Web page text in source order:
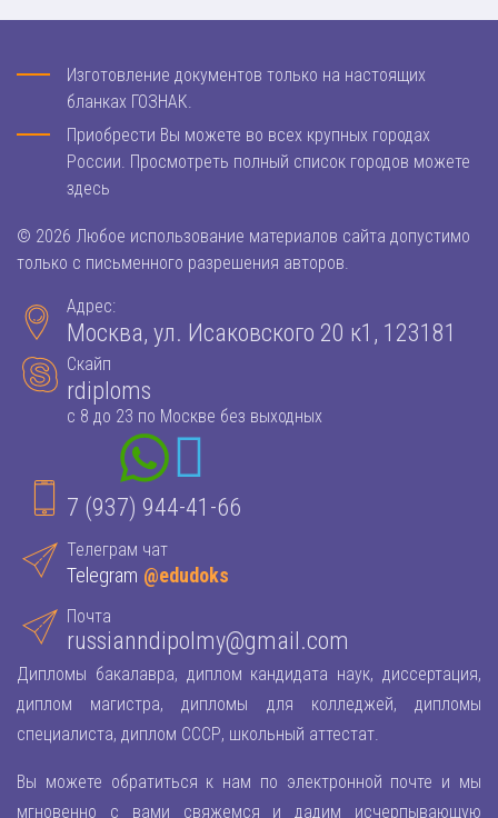
Изготовление документов только на настоящих
бланках ГОЗНАК.
Приобрести Вы можете во всех крупных городах
России. Просмотреть полный список городов можете
здесь
© 2026 Любое использование материалов сайта допустимо
только с письменного разрешения авторов.
Адрес:
Москва, ул. Исаковского 20 к1, 123181
Скайп
rdiploms
с 8 до 23 по Москве без выходных
7 (937) 944-41-66
Телеграм чат
Telegram @edudoks
Почта
russianndipolmy@gmail.com
Дипломы бакалавра, диплом кандидата наук, диссертация,
диплом магистра, дипломы для колледжей, дипломы
специалиста, диплом СССР, школьный аттестат.
Вы можете обратиться к нам по электронной почте и мы
мгновенно с вами свяжемся и дадим исчерпывающую